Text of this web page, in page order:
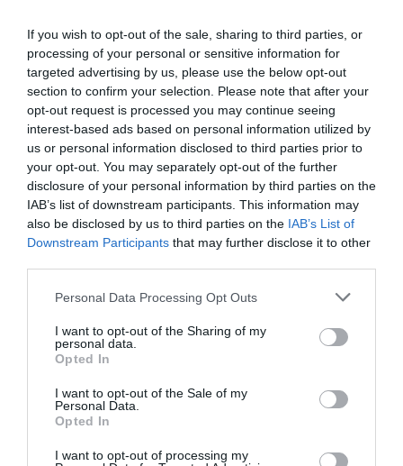
If you wish to opt-out of the sale, sharing to third parties, or
processing of your personal or sensitive information for
targeted advertising by us, please use the below opt-out
section to confirm your selection. Please note that after your
opt-out request is processed you may continue seeing
interest-based ads based on personal information utilized by
us or personal information disclosed to third parties prior to
your opt-out. You may separately opt-out of the further
disclosure of your personal information by third parties on the
IAB’s list of downstream participants. This information may
also be disclosed by us to third parties on the IAB’s List of
Downstream Participants that may further disclose it to other
Please note that this website/app uses one or more Google
not limited to your visit or usage behaviour. You may click to
grant or deny consent to Google and its third-party tags to
use your data for below specified purposes in below Google
consent section.
Personal Data Processing Opt Outs
I want to opt-out of the Sharing of my
personal data.
Opted In
I want to opt-out of the Sale of my
Personal Data.
Opted In
I want to opt-out of processing my
Προστασίας, Ευάγγελος Τουρνάς
ΕΛΛΑΔΑ
Βενιζέλος: Συνελήφθη 53χρονος
καταζητούμενος από τις γαλλικές
αρχές για απάτες